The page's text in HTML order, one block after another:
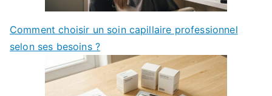
Comment choisir un soin capillaire professionnel
selon ses besoins ?